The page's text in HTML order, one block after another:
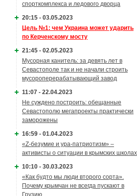
спорткомплекса и ледового дворца
20:15 - 03.05.2023
Цель №1: чем Украина может ударить
по Керченскому мосту
21:45 - 02.05.2023
Мусорная канитель: за девять лет в
Севастополе так и не начали строить
мусороперерабатывающий завод
11:07 - 22.04.2023
Не суждено построить: обещанные
Севастополю мегапроекты практически
заморожены
16:59 - 01.04.2023
«Z-безумие и ура-патриотизм» –
активисты о ситуации в крымских школах
10:10 - 30.03.2023
«Как будто мы люди второго сорта».
Почему крымчан не всегда пускают в
Грузию